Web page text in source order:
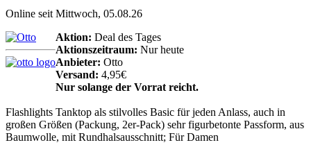
Online seit Mittwoch, 05.08.26
Aktion: Deal des Tages
Aktionszeitraum: Nur heute
Anbieter: Otto
Versand: 4,95€
Nur solange der Vorrat reicht.
Flashlights Tanktop als stilvolles Basic für jeden Anlass, auch in
großen Größen (Packung, 2er-Pack) sehr figurbetonte Passform, aus
Baumwolle, mit Rundhalsausschnitt; Für Damen